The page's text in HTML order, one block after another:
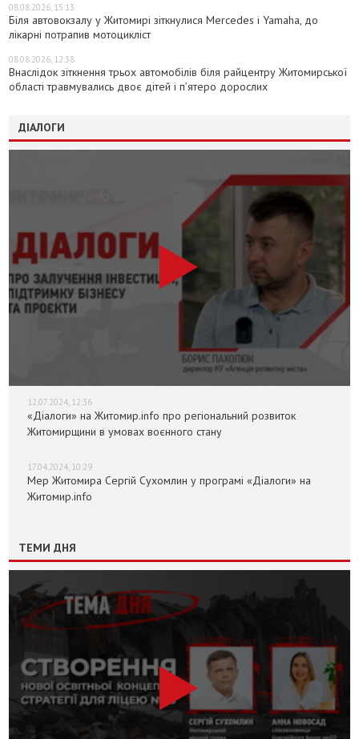
08.08.2026, 15:13
Біля автовокзалу у Житомирі зіткнулися Mercedes і Yamaha, до
лікарні потрапив мотоцикліст
08.08.2026, 12:38
Внаслідок зіткнення трьох автомобілів біля райцентру Житомирської
області травмувались двоє дітей і пʼятеро дорослих
ДІАЛОГИ
12.07.2024, 12:36
«Діалоги» на Житомир.info про регіональний розвиток
Житомирщини в умовах воєнного стану
17.04.2024, 10:29
Мер Житомира Сергій Сухомлин у програмі «Діалоги» на
Житомир.info
ТЕМИ ДНЯ